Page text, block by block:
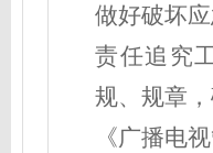
做好破坏
责任追究
规、规章
《广播电